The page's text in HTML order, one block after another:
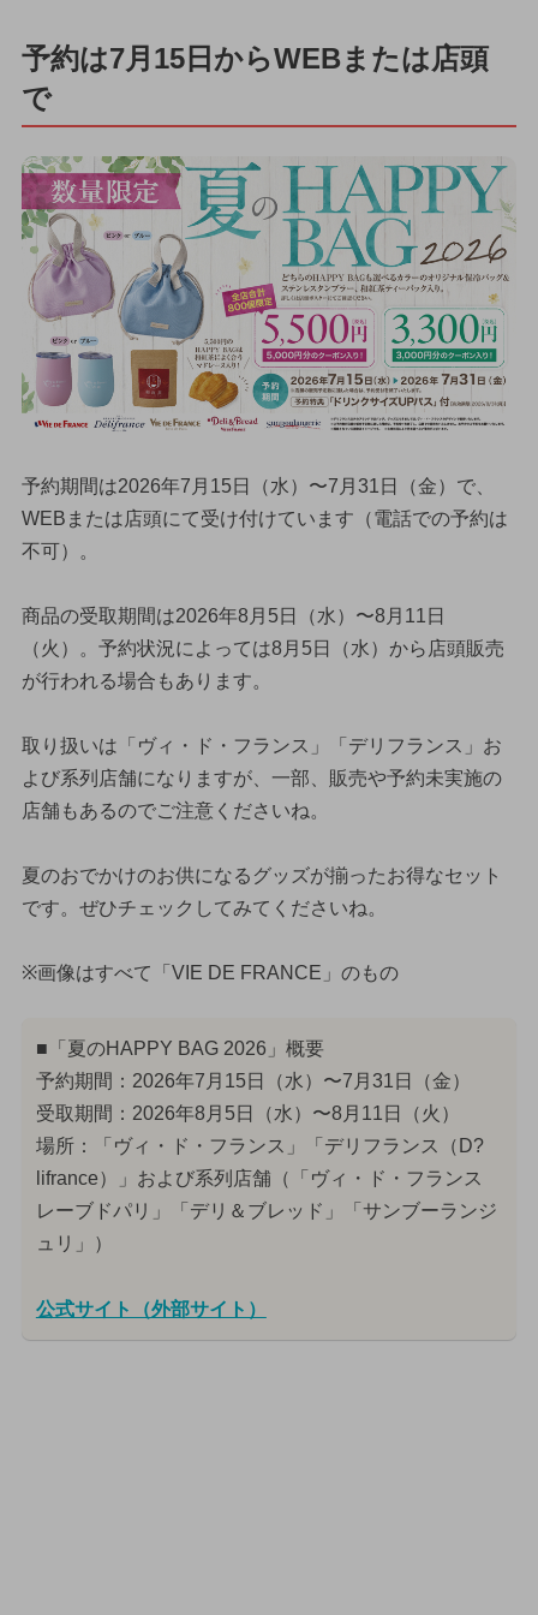
予約は7月15日からWEBまたは店頭
で
予約期間は2026年7月15日（水）〜7月31日（金）で、
WEBまたは店頭にて受け付けています（電話での予約は
不可）。
商品の受取期間は2026年8月5日（水）〜8月11日
（火）。予約状況によっては8月5日（水）から店頭販売
が行われる場合もあります。
取り扱いは「ヴィ・ド・フランス」「デリフランス」お
よび系列店舗になりますが、一部、販売や予約未実施の
店舗もあるのでご注意くださいね。
夏のおでかけのお供になるグッズが揃ったお得なセット
です。ぜひチェックしてみてくださいね。
※画像はすべて「VIE DE FRANCE」のもの
■「夏のHAPPY BAG 2026」概要
予約期間：2026年7月15日（水）〜7月31日（金）
受取期間：2026年8月5日（水）〜8月11日（火）
場所：「ヴィ・ド・フランス」「デリフランス（D?
lifrance）」および系列店舗（「ヴィ・ド・フランス
レーブドパリ」「デリ＆ブレッド」「サンブーランジ
ュリ」）
公式サイト（外部サイト）